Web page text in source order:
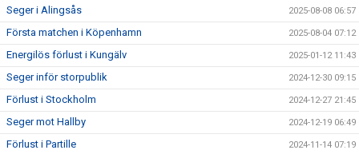
Seger i Alingsås 2025-08-08 06:57
Första matchen i Köpenhamn 2025-08-04 07:12
Energilös förlust i Kungälv 2025-01-12 11:43
Seger inför storpublik 2024-12-30 09:15
Förlust i Stockholm 2024-12-27 21:45
Seger mot Hallby 2024-12-19 06:49
Förlust i Partille 2024-11-14 07:19